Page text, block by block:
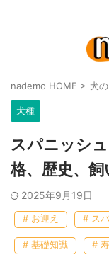
nademo HOME > 犬
犬種
スパニッシ
格、歴史、
2025年9月19日
# お迎え # ス
# 基礎知識 #